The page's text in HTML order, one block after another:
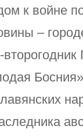
к войне
–